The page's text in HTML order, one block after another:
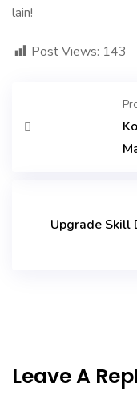
lain!
Post Views: 143
Upgrade Skill
Leave A